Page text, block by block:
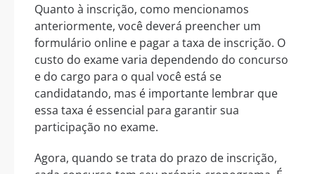
Quanto à inscrição, como mencionamos
anteriormente, você deverá preencher um
formulário online e pagar a taxa de inscrição. O
custo do exame varia dependendo do concurso
e do cargo para o qual você está se
candidatando, mas é importante lembrar que
essa taxa é essencial para garantir sua
participação no exame.
Agora, quando se trata do prazo de inscrição,